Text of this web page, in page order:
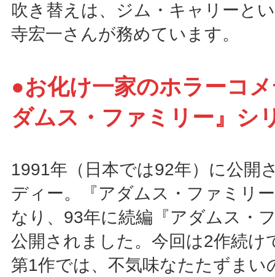
吹き替えは、ジム・キャリーと
寺宏一さんが務めています。
●お化け一家のホラーコ
ダムス・ファミリー』シ
1991年（日本では92年）に公開
ディー。『アダムス・ファミリ
なり、93年に続編『アダムス・
公開されました。今回は2作続け
第1作では、不気味なたたずまい